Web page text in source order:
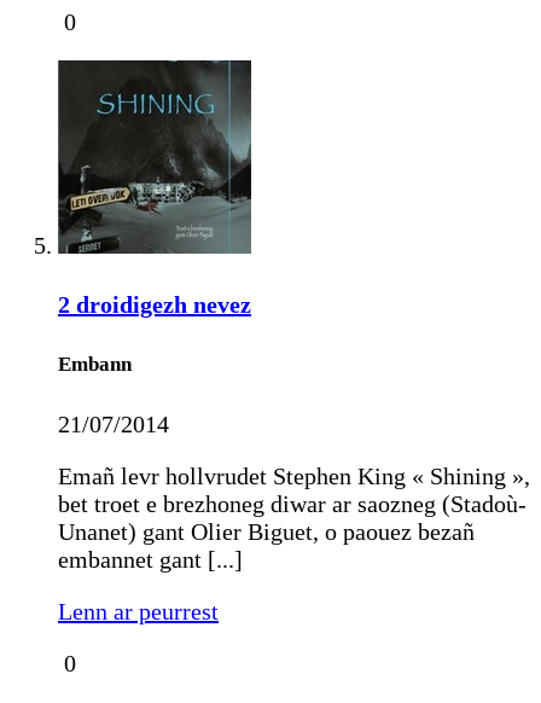
0
2 droidigezh nevez
Embann
21/07/2014
Emañ levr hollvrudet Stephen King « Shining »,
bet troet e brezhoneg diwar ar saozneg (Stadoù-
Unanet) gant Olier Biguet, o paouez bezañ
embannet gant [...]
Lenn ar peurrest
0